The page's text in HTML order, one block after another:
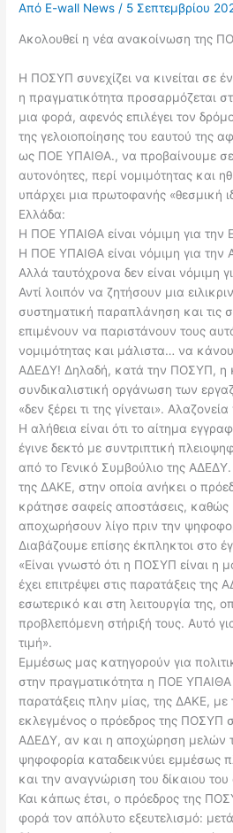
Από E-wall News / 5 Σεπτεμβρίου
Ακολουθεί η νέα ανακοίνωση της
Η ΠΟΣΥΠ συνεχίζει να κινείται σε
η πραγματικότητα προσαρμόζεται
μια φορά, αφενός επιλέγει τον
της γελοιοποίησης του εαυτού της
ως ΠΟΕ ΥΠΑΙΘΑ., να προβαίνουμε
αυτονόητες, περί νομιμότητας και
υπάρχει μια πρωτοφανής «θεσμική
Ελλάδα:
Η ΠΟΕ ΥΠΑΙΘΑ είναι νόμιμη για την
Η ΠΟΕ ΥΠΑΙΘΑ είναι νόμιμη για την
Αλλά ταυτόχρονα δεν είναι νόμιμη
Αντί λοιπόν να ζητήσουν μια
συστηματική παραπλάνηση και τις
επιμένουν να παριστάνουν τους
νομιμότητας και μάλιστα… να
ΑΔΕΔΥ! Δηλαδή, κατά την ΠΟΣΥΠ, η
συνδικαλιστική οργάνωση των
«δεν ξέρει τι της γίνεται».
Η αλήθεια είναι ότι το αίτημα
έγινε δεκτό με συντριπτική
από το Γενικό Συμβούλιο της
της ΔΑΚΕ, στην οποία ανήκει ο
κράτησε σαφείς αποστάσεις, καθώς
αποχωρήσουν λίγο πριν την
Διαβάζουμε επίσης έκπληκτοι στο
«Είναι γνωστό ότι η ΠΟΣΥΠ είναι η
έχει επιτρέψει στις παρατάξεις
εσωτερικό και στη λειτουργία της,
προβλεπόμενη στήριξή τους. Αυτό
τιμή».
Εμμέσως μας κατηγορούν για
στην πραγματικότητα η ΠΟΕ ΥΠΑΙΘΑ
παρατάξεις πλην μίας, της ΔΑΚΕ, με
εκλεγμένος ο πρόεδρος της ΠΟΣΥΠ
ΑΔΕΔΥ, αν και η αποχώρηση μελών
ψηφοφορία καταδεικνύει εμμέσως
και την αναγνώριση του δίκαιου
Και κάπως έτσι, ο πρόεδρος της
φορά τον απόλυτο εξευτελισμό: